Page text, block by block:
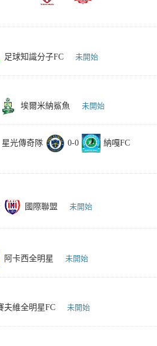
足球知識分子FC 未開始
埃爾米納鯊魚 未開始
星光傳奇隊 0-0
納嘎FC
國際聯盟 未開始
阿卡西全明星 未開始
夫維全明星FC 未開始